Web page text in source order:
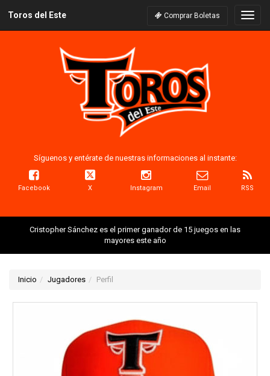
Toros del Este Comprar Boletas
Síguenos y entérate de nuestras informaciones al instante:
Facebook X Instagram Email RSS
Cristopher Sánchez es el primer ganador de 15 juegos en las
mayores este año
Inicio Jugadores Perfil